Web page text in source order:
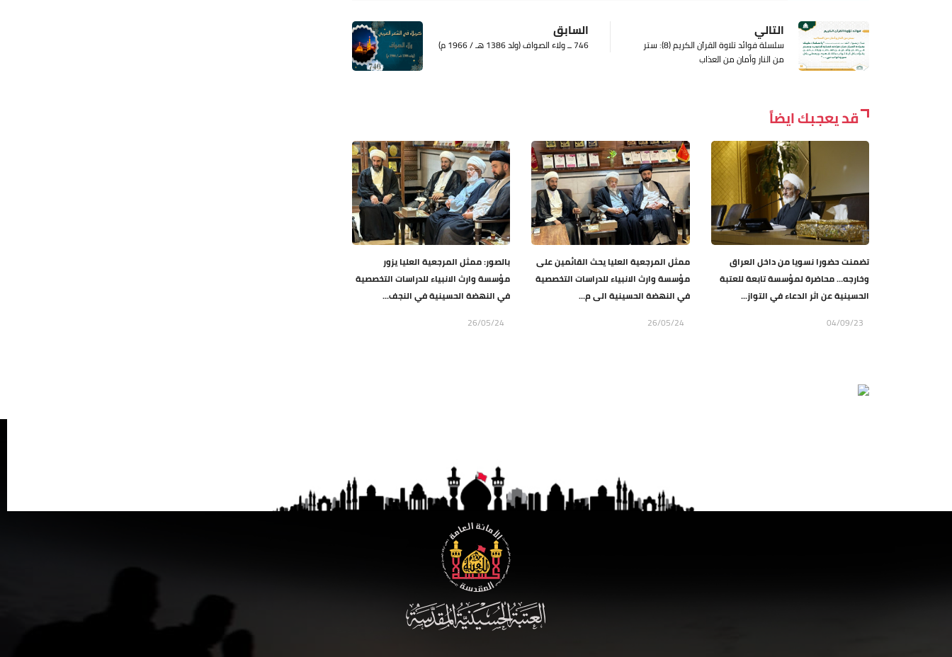
السابق
746 ــ ولاء الصواف (ولد 1386 هـ / 1966 م)
التالي
سلسلة فوائد تلاوة القرآن الكريم (8): ستر
من النار وأمان من العذاب
قد يعجبك ايضاً
تضمنت حضورا نسويا من داخل العراق
وخارجه… محاضرة لمؤسسة تابعة للعتبة
الحسينية عن اثر الدعاء في التواز...
04/09/23
ممثل المرجعية العليا يحث القائمين على
مؤسسة وارث الانبياء للدراسات التخصصية
في النهضة الحسينية الى م...
26/05/24
بالصور: ممثل المرجعية العليا يزور
مؤسسة وارث الانبياء للدراسات التخصصية
في النهضة الحسينية في النجف...
26/05/24